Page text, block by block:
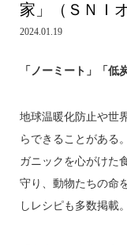
家」（ＳＮＩ
2024.01.19
「ノーミート」「低
地球温暖化防止や世
らできることがある
ガニックを心がけた
守り、動物たちの命
しレシピも多数掲載。